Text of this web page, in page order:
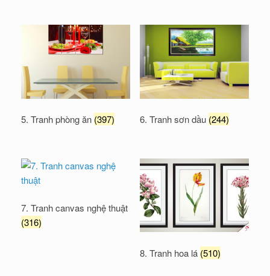
5. Tranh phòng ăn (397) 6. Tranh sơn dầu (244)
7. Tranh canvas nghệ thuật
(316)
8. Tranh hoa lá (510)